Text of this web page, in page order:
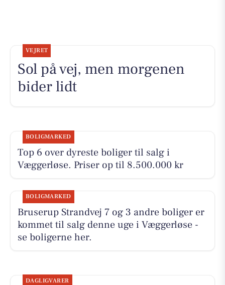
VEJRET
Sol på vej, men morgenen
bider lidt
BOLIGMARKED
Top 6 over dyreste boliger til salg i
Væggerløse. Priser op til 8.500.000 kr
BOLIGMARKED
Bruserup Strandvej 7 og 3 andre boliger er
kommet til salg denne uge i Væggerløse -
se boligerne her.
DAGLIGVARER